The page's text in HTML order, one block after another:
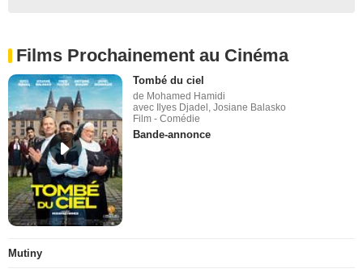
Films Prochainement au Cinéma
Tombé du ciel
de Mohamed Hamidi
avec Ilyes Djadel, Josiane Balasko
Film - Comédie
Bande-annonce
Mutiny